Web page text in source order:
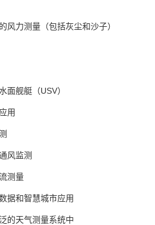
风力测量（包括灰尘和沙子）
面舰艇（USV）
用
风监测
测量
据和智慧城市应用
的天气测量系统中